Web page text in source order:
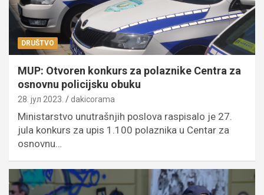
DRUŠTVO
MUP: Otvoren konkurs za polaznike Centra za
osnovnu policijsku obuku
28. јул 2023. dakicorama
Ministarstvo unutrašnjih poslova raspisalo je 27.
jula konkurs za upis 1.100 polaznika u Centar za
osnovnu…